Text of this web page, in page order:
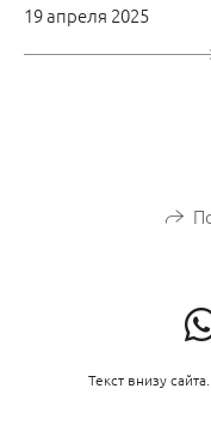
19 апреля 2025
Текст внизу